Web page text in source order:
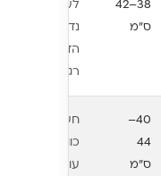
38–42
ס"מ
לעיתים
נדרש
הדום
רגליים
40–
44
ס"מ
חשוב
כוונון
עומק